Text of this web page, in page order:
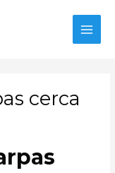
cerca